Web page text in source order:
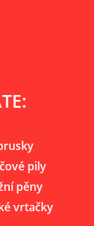
pily
pěny
vrtačky